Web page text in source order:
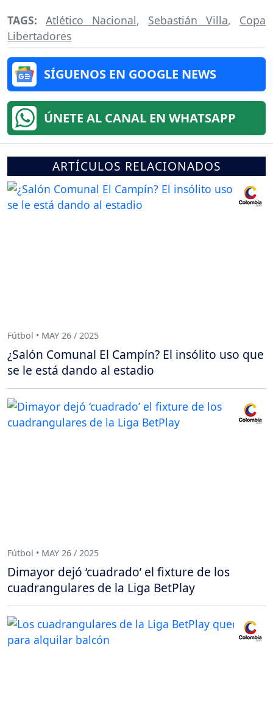
TAGS: Atlético Nacional, Sebastián Villa, Copa
Libertadores
SÍGUENOS EN GOOGLE NEWS
ÚNETE AL CANAL EN WHATSAPP
ARTÍCULOS RELACIONADOS
Fútbol • MAY 26 / 2025
¿Salón Comunal El Campín? El insólito uso que
se le está dando al estadio
Fútbol • MAY 26 / 2025
Dimayor dejó ‘cuadrado’ el fixture de los
cuadrangulares de la Liga BetPlay